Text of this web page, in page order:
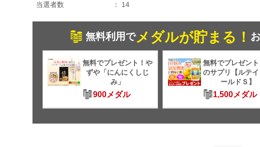
当選者数
14
無料利用でメダルが貯まる！
無料でプレゼント！や
ずや「にんにくしじ
み」
900メダル
無料でプレゼント
のサプリ【ルテ
ールドＳ】
1,500メダル